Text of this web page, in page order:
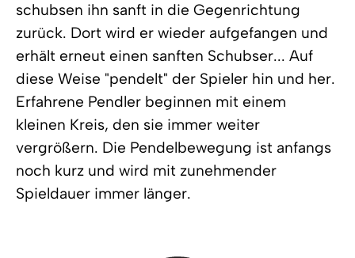
schubsen ihn sanft in die Gegenrichtung
zurück. Dort wird er wieder aufgefangen und
erhält erneut einen sanften Schubser... Auf
diese Weise "pendelt" der Spieler hin und her.
Erfahrene Pendler beginnen mit einem
kleinen Kreis, den sie immer weiter
vergrößern. Die Pendelbewegung ist anfangs
noch kurz und wird mit zunehmender
Spieldauer immer länger.